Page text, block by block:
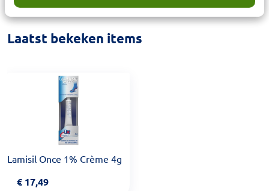
Laatst bekeken items
Lamisil Once 1% Crème 4g
€ 17,49